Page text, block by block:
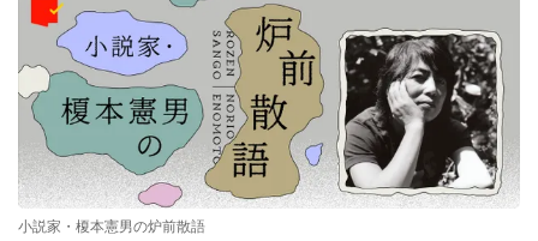
小説家・榎本憲男の炉前散語